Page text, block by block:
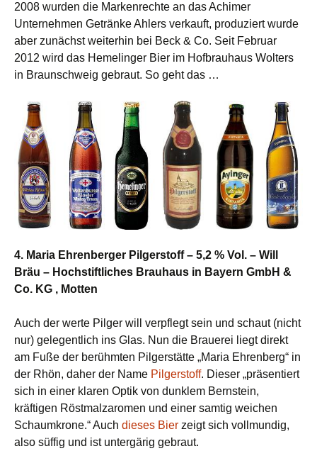
2008 wurden die Markenrechte an das Achimer
Unternehmen Getränke Ahlers verkauft, produziert wurde
aber zunächst weiterhin bei Beck & Co. Seit Februar
2012 wird das Hemelinger Bier im Hofbrauhaus Wolters
in Braunschweig gebraut. So geht das …
4. Maria Ehrenberger Pilgerstoff – 5,2 % Vol. – Will
Bräu – Hochstiftliches Brauhaus in Bayern GmbH &
Co. KG , Motten
Auch der werte Pilger will verpflegt sein und schaut (nicht
nur) gelegentlich ins Glas. Nun die Brauerei liegt direkt
am Fuße der berühmten Pilgerstätte „Maria Ehrenberg“ in
der Rhön, daher der Name Pilgerstoff. Dieser „präsentiert
sich in einer klaren Optik von dunklem Bernstein,
kräftigen Röstmalzaromen und einer samtig weichen
Schaumkrone.“ Auch dieses Bier zeigt sich vollmundig,
also süffig und ist untergärig gebraut.